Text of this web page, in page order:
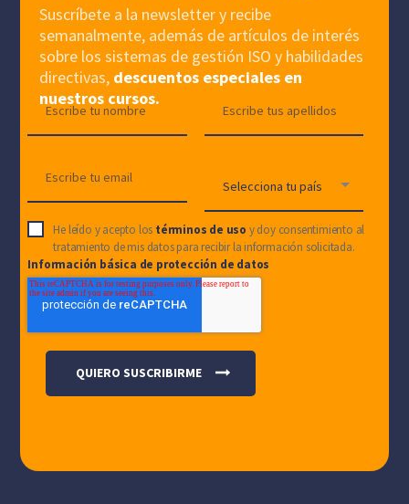
Suscríbete a la newsletter y recibe
semanalmente, además de artículos de interés
sobre los sistemas de gestión ISO y habilidades
directivas, descuentos especiales en
nuestros cursos.
He leído y acepto los términos de uso y doy consentimiento al
tratamiento de mis datos para recibir la información solicitada.
Información básica de protección de datos